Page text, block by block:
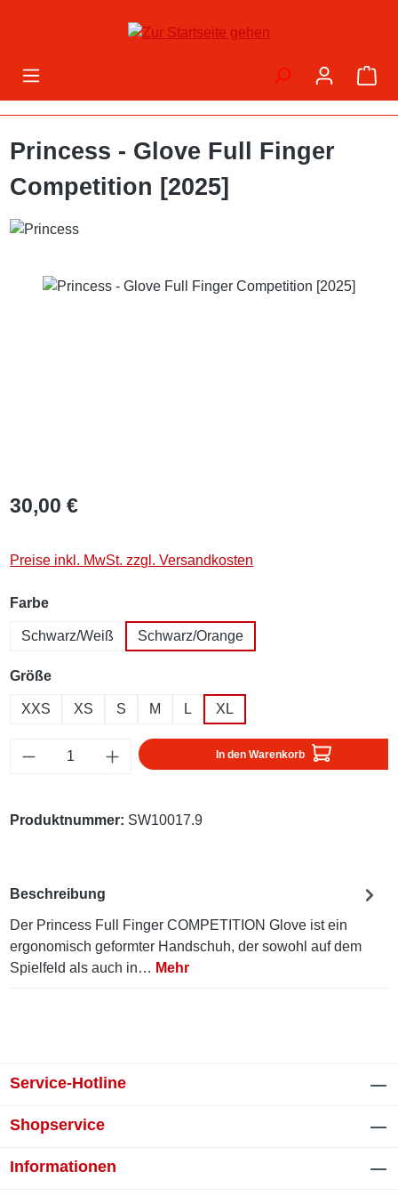
Zum Hauptinhalt springen
Princess - Glove Full Finger
Competition [2025]
Bildergalerie überspringen
30,00 €
Preise inkl. MwSt. zzgl. Versandkosten
Farbeauswählen
Schwarz/Weiß Schwarz/Orange
Größeauswählen
XXS XS S M L XL
Produkt Anzahl: Gib den gewünschten
In den Warenkorb
Produktnummer: SW10017.9
Beschreibung
Der Princess Full Finger COMPETITION Glove ist ein
ergonomisch geformter Handschuh, der sowohl auf dem
Spielfeld als auch in… Mehr
Service-Hotline
Shopservice
Informationen